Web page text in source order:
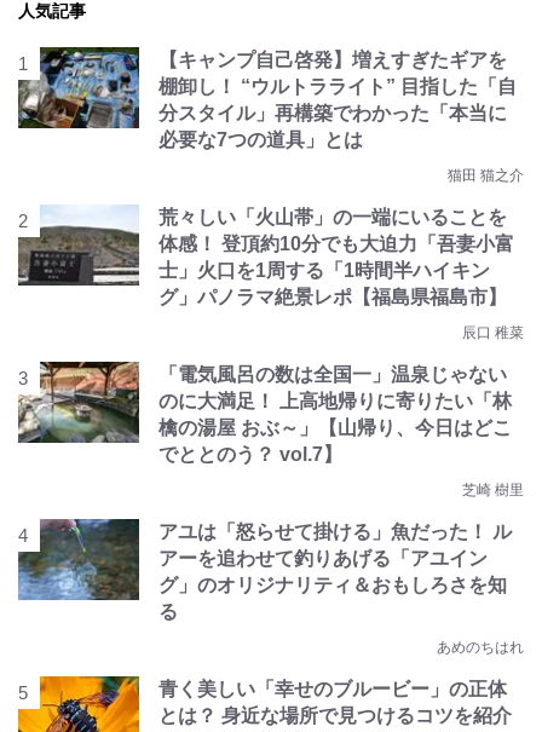
人気記事
【キャンプ自己啓発】増えすぎたギアを
棚卸し！ “ウルトラライト” 目指した「自
分スタイル」再構築でわかった「本当に
必要な7つの道具」とは
猫田 猫之介
荒々しい「火山帯」の一端にいることを
体感！ 登頂約10分でも大迫力「吾妻小富
士」火口を1周する「1時間半ハイキン
グ」パノラマ絶景レポ【福島県福島市】
辰口 稚菜
「電気風呂の数は全国一」温泉じゃない
のに大満足！ 上高地帰りに寄りたい「林
檎の湯屋 おぶ～」【山帰り、今日はどこ
でととのう？ vol.7】
芝崎 樹里
アユは「怒らせて掛ける」魚だった！ ル
アーを追わせて釣りあげる「アユイン
グ」のオリジナリティ＆おもしろさを知
る
あめのちはれ
青く美しい「幸せのブルービー」の正体
とは？ 身近な場所で見つけるコツを紹介